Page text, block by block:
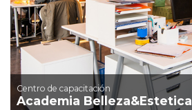
Centro de capacitación
Academia Belleza&Estetica